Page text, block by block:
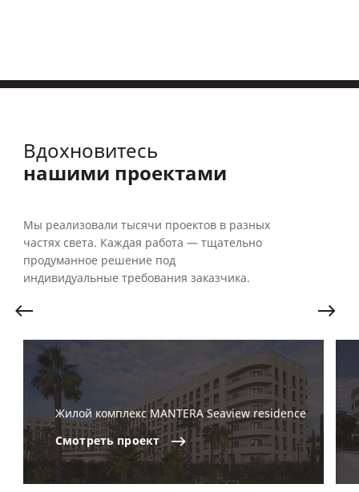
Вдохновитесь
нашими проектами
Мы реализовали тысячи проектов в разных
частях света. Каждая работа — тщательно
продуманное решение под
индивидуальные требования заказчика.
Жилой комплекс MANTERA Seaview residence
Смотреть проект